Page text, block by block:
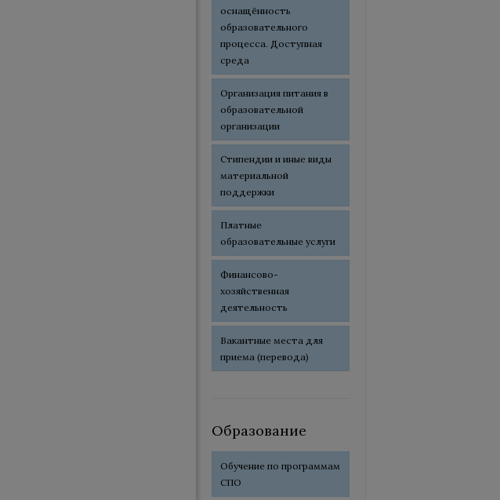
оснащённость
образовательного
процесса. Доступная
среда
Организация питания в
образовательной
организации
Стипендии и иные виды
материальной
поддержки
Платные
образовательные услуги
Финансово-
хозяйственная
деятельность
Вакантные места для
приема (перевода)
Образование
Обучение по программам
СПО